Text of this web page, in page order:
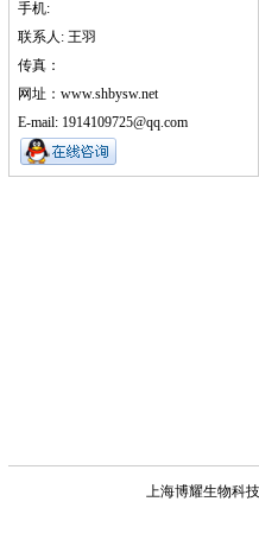
手机:
联系人: 王羽
传真：
网址：www.shbysw.net
E-mail: 1914109725@qq.com
上海博耀生物科